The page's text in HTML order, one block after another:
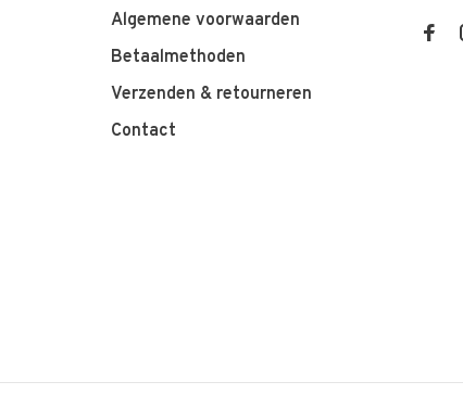
Algemene voorwaarden
Betaalmethoden
Verzenden & retourneren
Contact